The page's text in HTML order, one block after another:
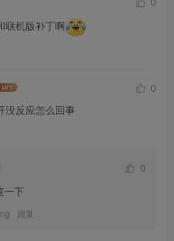
联机版补丁啊
0
没反应怎么回事
0
一下
回复